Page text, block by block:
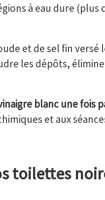
à eau dure (plus
et de sel fin versé
les dépôts,
blanc une fois
et aux
toilettes